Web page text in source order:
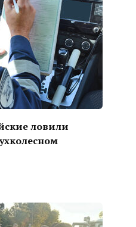
ловили